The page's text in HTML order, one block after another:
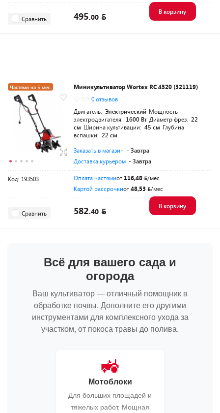
Сравнить 495.00
В корзину
Частями на 5 мес.
Разумная цена
Миникультиватор Wortex RC 4520 (321119)
0 отзывов
Двигатель: Электрический Мощность
электродвигателя: 1600 Вт Диаметр фрез: 22
см Ширина культивации: 45 см Глубина
вспашки: 22 см
Заказать в магазин - Завтра
Доставка курьером - Завтра
Код: 193503 Оплата частямиот 116,48
/мес
Картой рассрочкиот48,53 /мес
Сравнить 582.40
В корзину
Всё для вашего сада и
огорода
Ваш культиватор — отличный помощник в
обработке почвы. Дополните его другими
инструментами для комплексного ухода за
участком, от покоса травы до полива.
🚜
Мотоблоки
Для больших площадей и
тяжелых работ. Мощная